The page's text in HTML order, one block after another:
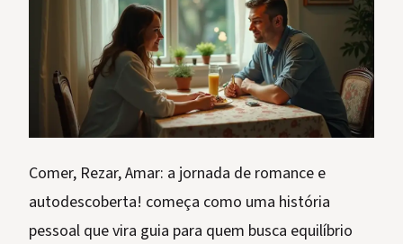
Comer, Rezar, Amar: a jornada de romance e
autodescoberta! começa como uma história
pessoal que vira guia para quem busca equilíbrio